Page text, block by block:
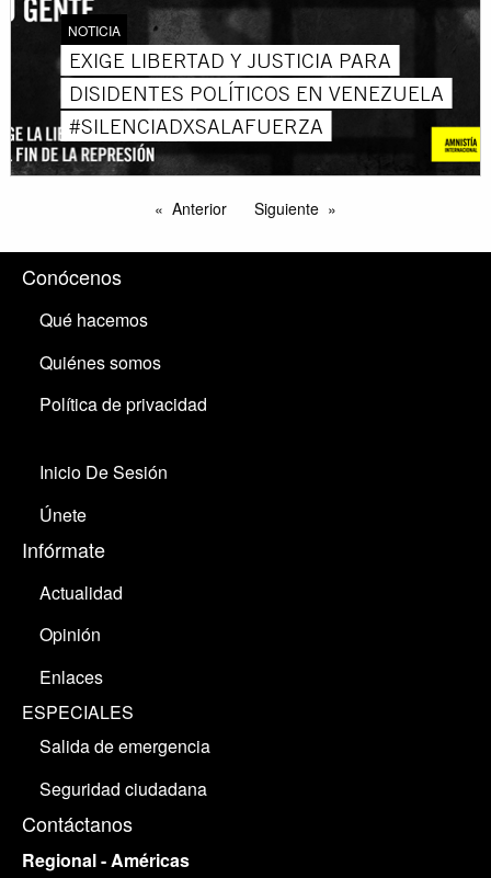
NOTICIA
EXIGE LIBERTAD Y JUSTICIA PARA
DISIDENTES POLÍTICOS EN VENEZUELA
#SILENCIADXSALAFUERZA
Anterior Siguiente
Conócenos
Qué hacemos
Quiénes somos
Política de privacidad
Inicio De Sesión
Únete
Infórmate
Actualidad
Opinión
Enlaces
ESPECIALES
Salida de emergencia
Seguridad ciudadana
Contáctanos
Regional - Américas